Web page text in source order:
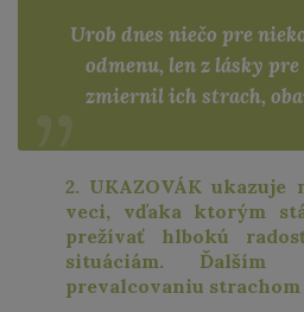
Urob dnes niečo pre
odmenu, len z lásky
zmiernil ich strach,
2. UKAZOVÁK
veci, vďaka ktorým
prežívať hlbokú
situáciám. Ďalším
prevalcovaniu strachom